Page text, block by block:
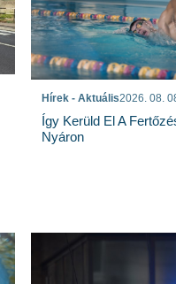
Hírek - Aktuális2026. 08.
Így Kerüld El A
Nyáron